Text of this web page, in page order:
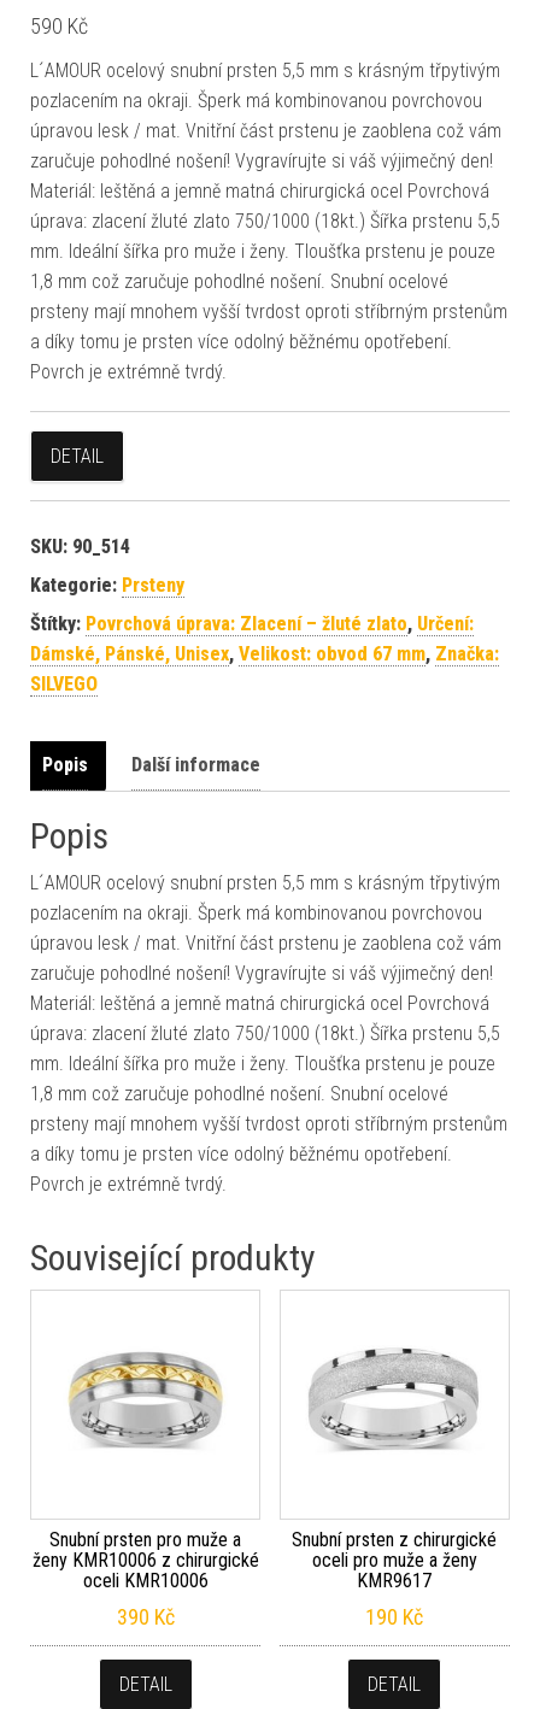
590 Kč
L´AMOUR ocelový snubní prsten 5,5 mm s krásným třpytivým
pozlacením na okraji. Šperk má kombinovanou povrchovou
úpravou lesk / mat. Vnitřní část prstenu je zaoblena což vám
zaručuje pohodlné nošení! Vygravírujte si váš výjimečný den!
Materiál: leštěná a jemně matná chirurgická ocel Povrchová
úprava: zlacení žluté zlato 750/1000 (18kt.) Šířka prstenu 5,5
mm. Ideální šířka pro muže i ženy. Tloušťka prstenu je pouze
1,8 mm což zaručuje pohodlné nošení. Snubní ocelové
prsteny mají mnohem vyšší tvrdost oproti stříbrným prstenům
a díky tomu je prsten více odolný běžnému opotřebení.
Povrch je extrémně tvrdý.
DETAIL
SKU: 90_514
Kategorie: Prsteny
Štítky: Povrchová úprava: Zlacení – žluté zlato, Určení:
Dámské, Pánské, Unisex, Velikost: obvod 67 mm, Značka:
SILVEGO
Popis Další informace
Popis
L´AMOUR ocelový snubní prsten 5,5 mm s krásným třpytivým
pozlacením na okraji. Šperk má kombinovanou povrchovou
úpravou lesk / mat. Vnitřní část prstenu je zaoblena což vám
zaručuje pohodlné nošení! Vygravírujte si váš výjimečný den!
Materiál: leštěná a jemně matná chirurgická ocel Povrchová
úprava: zlacení žluté zlato 750/1000 (18kt.) Šířka prstenu 5,5
mm. Ideální šířka pro muže i ženy. Tloušťka prstenu je pouze
1,8 mm což zaručuje pohodlné nošení. Snubní ocelové
prsteny mají mnohem vyšší tvrdost oproti stříbrným prstenům
a díky tomu je prsten více odolný běžnému opotřebení.
Povrch je extrémně tvrdý.
Související produkty
Snubní prsten pro muže a
ženy KMR10006 z chirurgické
oceli KMR10006
390 Kč
DETAIL
Snubní prsten z chirurgické
oceli pro muže a ženy
KMR9617
190 Kč
DETAIL